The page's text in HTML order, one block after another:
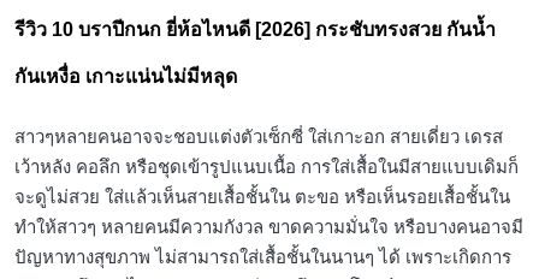
รีวิว 10 บราปีกนก ยี่ห้อไหนดี [2026] กระชับทรงสวย กันน้ำ
กันเหงื่อ เกาะแน่นไม่มีหลุด
สาวๆหลายคนอาจจะชอบแต่งตัวเซ็กซี่ ใส่เกาะอก สายเดี่ยว เดรส
เว้าหลัง คอลึก หรือชุดเข้ารูปแนบเนื้อ การใส่เสื้อในมีสายแบบเดิมก็
จะดูไม่สวย ใส่แล้วเห็นสายเสื้อชั้นใน ตะขอ หรือเห็นรอยเสื้อชั้นใน
ทำให้สาวๆ หลายคนมีความกังวล ขาดความมั่นใจ หรือบางคนอาจมี
ปัญหาทางสุขภาพ ไม่สามารถใส่เสื้อชั้นในนานๆ ได้ เพราะเกิดการ